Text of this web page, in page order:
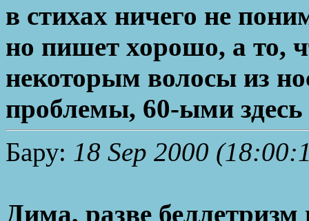
в стихах ничего не
но пишет хорошо, а то,
некоторым волосы из
проблемы, 60-ыми здесь
Бару: 18 Sep 2000
Дима, разве